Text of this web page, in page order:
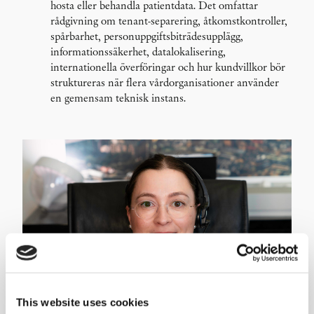
This website uses cookies
hosta eller behandla patientdata. Det omfattar
rådgivning om tenant-separering, åtkomstkontroller,
spårbarhet, personuppgiftsbiträdesupplägg,
informationssäkerhet, datalokalisering,
internationella överföringar och hur kundvillkor bör
struktureras när flera vårdorganisationer använder
en gemensam teknisk instans.